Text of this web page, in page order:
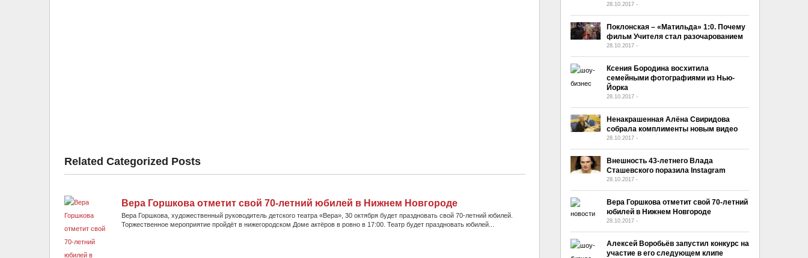
Related Categorized Posts
Вера Горшкова отметит свой 70-летний юбилей в Нижнем Новгороде
Вера Горшкова, художественный руководитель детского театра «Вера», 30 октября будет праздновать свой 70-летний юбилей.
Торжественное мероприятие пройдёт в нижегородском Доме актёров в ровно в 17:00. Театр будет праздновать юбилей...
28.10.2017-
Поклонская – «Матильда» 1:0. Почему
фильм Учителя стал разочарованием
28.10.2017-
Ксения Бородина восхитила
семейными фотографиями из Нью-
Йорка
28.10.2017-
Ненакрашенная Алёна Свиридова
собрала комплименты новым видео
28.10.2017-
Внешность 43-летнего Влада
Сташевского поразила Instagram
28.10.2017-
Вера Горшкова отметит свой 70-летний
юбилей в Нижнем Новгороде
28.10.2017-
Алексей Воробьёв запустил конкурс на
участие в его следующем клипе